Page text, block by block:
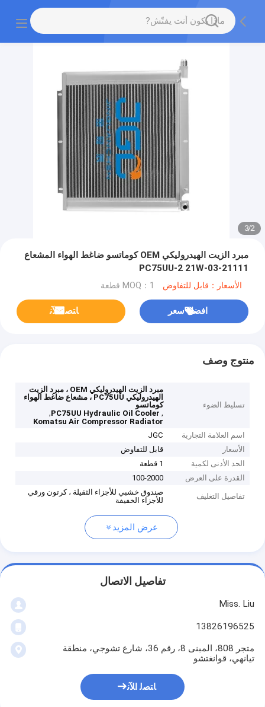
2
/
3
مبرد الزيت الهيدروليكي OEM كوماتسو ضاغط الهواء المشعاع
PC75UU-2 21W-03-21111
الأسعار：قابل للتفاوض MOQ：1 قطعة
افضل سعر ﺎﺘﺼﻟ ﺍﻶﻧ
منتوج وصف
تسليط الضوء
مبرد الزيت الهيدروليكي OEM ، مبرد الزيت
الهيدروليكي PC75UU ، مشعاع ضاغط الهواء
كوماتسو
,
PC75UU Hydraulic Oil Cooler
,
Komatsu Air Compressor Radiator
اسم العلامة التجارية
JGC
الأسعار
قابل للتفاوض
الحد الأدنى لكمية
1 قطعة
القدرة على العرض
100-2000
تفاصيل التغليف
صندوق خشبي للأجزاء الثقيلة ، كرتون ورقي
للأجزاء الخفيفة
عرض المزيد
تفاصيل الاتصال
Miss. Liu
13826196525
متجر 808، المبنى 8، رقم 36، شارع تشوجي، منطقة
تيانهي، قوانغتشو
ﺎﺘﺼﻟ ﺍﻶﻧ